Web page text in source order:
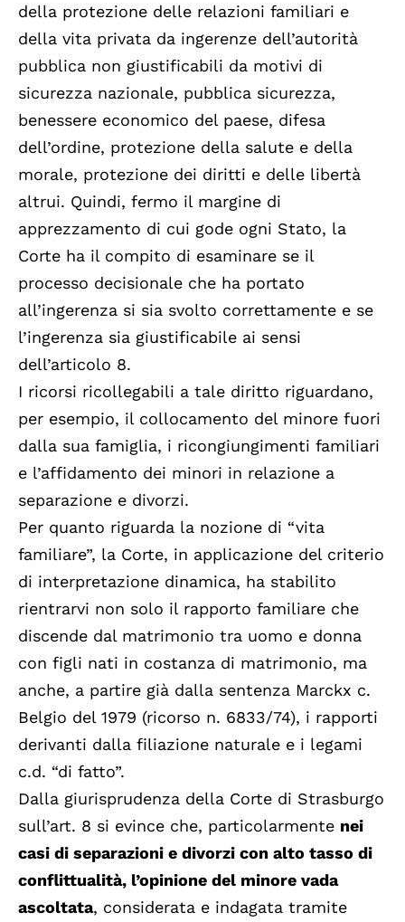
della protezione delle relazioni familiari e
della vita privata da ingerenze dell’autorità
pubblica non giustificabili da motivi di
sicurezza nazionale, pubblica sicurezza,
benessere economico del paese, difesa
dell’ordine, protezione della salute e della
morale, protezione dei diritti e delle libertà
altrui. Quindi, fermo il margine di
apprezzamento di cui gode ogni Stato, la
Corte ha il compito di esaminare se il
processo decisionale che ha portato
all’ingerenza si sia svolto correttamente e se
l’ingerenza sia giustificabile ai sensi
dell’articolo 8.
I ricorsi ricollegabili a tale diritto riguardano,
per esempio, il collocamento del minore fuori
dalla sua famiglia, i ricongiungimenti familiari
e l’affidamento dei minori in relazione a
separazione e divorzi.
Per quanto riguarda la nozione di “vita
familiare”, la Corte, in applicazione del criterio
di interpretazione dinamica, ha stabilito
rientrarvi non solo il rapporto familiare che
discende dal matrimonio tra uomo e donna
con figli nati in costanza di matrimonio, ma
anche, a partire già dalla sentenza Marckx c.
Belgio del 1979 (ricorso n. 6833/74), i rapporti
derivanti dalla filiazione naturale e i legami
c.d. “di fatto”.
Dalla giurisprudenza della Corte di Strasburgo
sull’art. 8 si evince che, particolarmente nei
casi di separazioni e divorzi con alto tasso di
conflittualità, l’opinione del minore vada
ascoltata, considerata e indagata tramite